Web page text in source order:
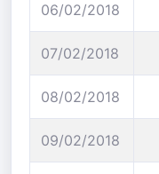
06/02/2018
07/02/2018
08/02/2018
09/02/2018